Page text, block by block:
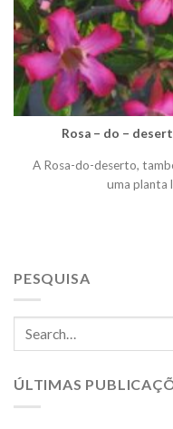
PESQUISA
ÚLTIMAS
Rosa – do –
A Rosa-do-deserto,
uma planta